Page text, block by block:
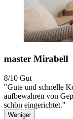
master Mirabell
8/10 Gut
"Gute und schnelle
aufbewahren von
schön eingerichtet."
Weniger